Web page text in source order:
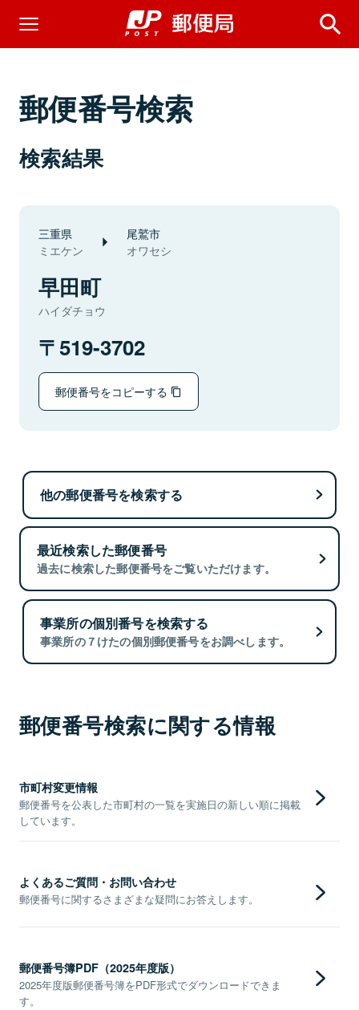
郵便番号検索
検索結果
三重県
ミエケン
尾鷲市
オワセシ
早田町
ハイダチョウ
519-3702
郵便番号をコピーする
他の郵便番号を検索する
最近検索した郵便番号
過去に検索した郵便番号をご覧いただけます。
事業所の個別番号を検索する
事業所の７けたの個別郵便番号をお調べします。
郵便番号検索に関する情報
市町村変更情報
郵便番号を公表した市町村の一覧を実施日の新しい順に掲載
しています。
よくあるご質問・お問い合わせ
郵便番号に関するさまざまな疑問にお答えします。
郵便番号簿PDF（2025年度版）
2025年度版郵便番号簿をPDF形式でダウンロードできま
す。